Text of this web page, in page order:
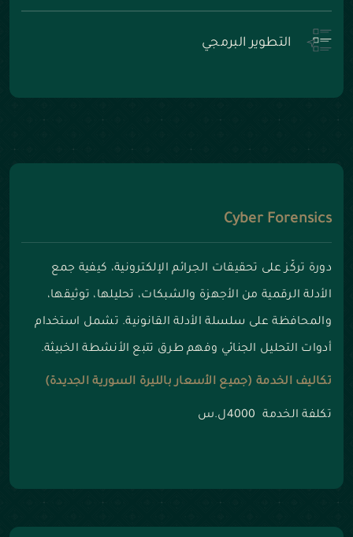
التطوير البرمجي
Cyber Forensics
دورة تركّز على تحقيقات الجرائم الإلكترونية، كيفية جمع
الأدلة الرقمية من الأجهزة والشبكات، تحليلها، توثيقها،
والمحافظة على سلسلة الأدلة القانونية. تشمل استخدام
أدوات التحليل الجنائي وفهم طرق تتبع الأنشطة الخبيثة.
تكاليف الخدمة (جميع الأسعار بالليرة السورية الجديدة)
تكلفة الخدمة 4000ل.س